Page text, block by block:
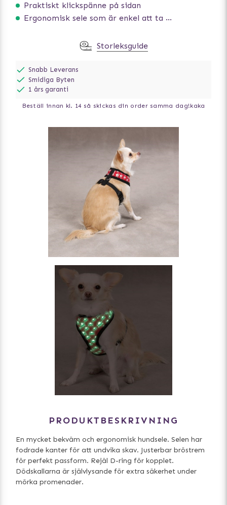
Praktiskt klickspänne på sidan
Ergonomisk sele som är enkel att ta på och av
Storleksguide
Snabb Leverans
Smidiga Byten
1 års garanti
Beställ innan kl. 14 så skickas din order samma dag!kaka
PRODUKTBESKRIVNING
En mycket bekväm och ergonomisk hundsele. Selen har
fodrade kanter för att undvika skav. Justerbar bröstrem
för perfekt passform. Rejäl D-ring för kopplet.
Dödskallarna är självlysande för extra säkerhet under
mörka promenader.